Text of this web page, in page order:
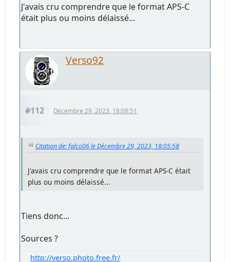
J'avais cru comprendre que le format APS-C
était plus ou moins délaissé...
Verso92
#112 Décembre 29, 2023, 18:08:51
Citation de: falco06 le Décembre 29, 2023, 18:05:58
J'avais cru comprendre que le format APS-C était
plus ou moins délaissé...
Tiens donc...
Sources ?
http://verso.photo.free.fr/